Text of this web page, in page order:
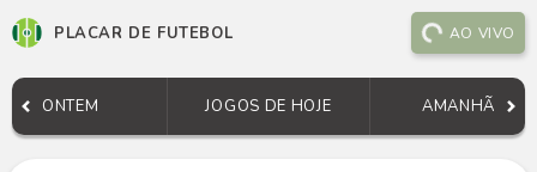
PLACAR DE FUTEBOL AO VIVO
ONTEM JOGOS DE HOJE AMANHÃ